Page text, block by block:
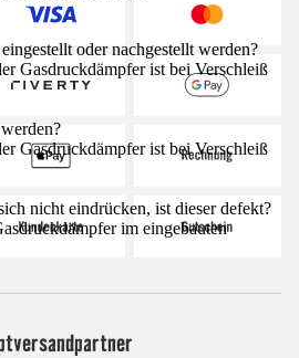
oder nachgestellt werden?
Gasdruckdämpfer ist bei Verschleiß
Gasdruckdämpfer ist bei Verschleiß
nicht eindrücken, ist dieser defekt?
im eingebauten